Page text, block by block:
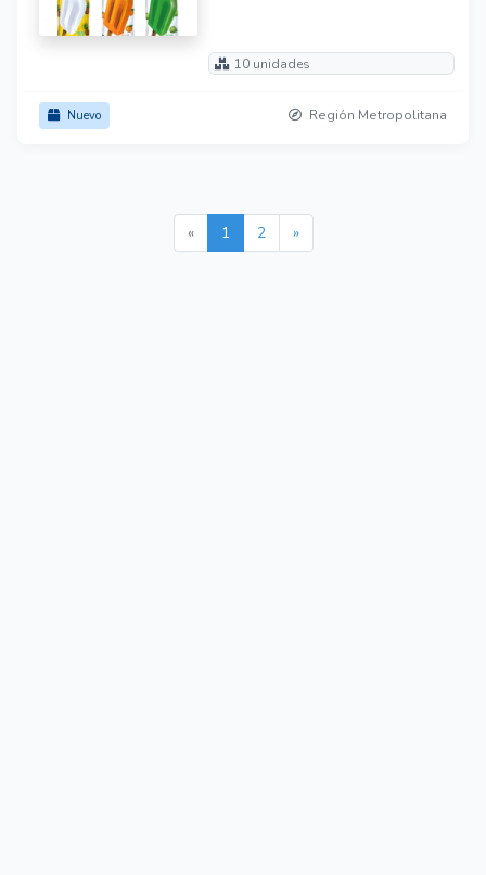
10 unidades
Nuevo Región Metropolitana
« 1 2 »